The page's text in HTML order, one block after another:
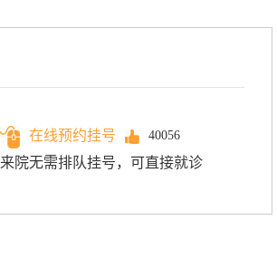
在线预约挂号 40056
来院无需排队挂号，可直接就诊